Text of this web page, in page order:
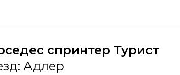
спринтер Турист
Адлер